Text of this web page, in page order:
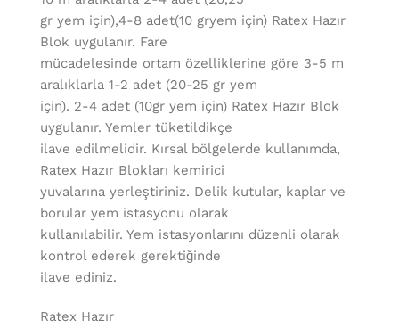
gr yem için),4-8 adet(10 gryem için) Ratex Hazır
Blok uygulanır. Fare
mücadelesinde ortam özelliklerine göre 3-5 m
aralıklarla 1-2 adet (20-25 gr yem
için). 2-4 adet (10gr yem için) Ratex Hazır Blok
uygulanır. Yemler tüketildikçe
ilave edilmelidir. Kırsal bölgelerde kullanımda,
Ratex Hazır Blokları kemirici
yuvalarına yerleştiriniz. Delik kutular, kaplar ve
borular yem istasyonu olarak
kullanılabilir. Yem istasyonlarını düzenli olarak
kontrol ederek gerektiğinde
ilave ediniz.
Ratex Hazır